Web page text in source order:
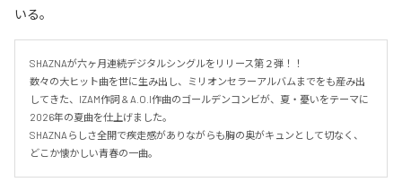
いる。
SHAZNAが六ヶ月連続デジタルシングルをリリース第２弾！！
数々の大ヒット曲を世に生み出し、ミリオンセラーアルバムまでをも産み出
してきた、IZAM作詞 & A.O.I作曲のゴールデンコンビが、夏・憂いをテーマに
2026年の夏曲を仕上げました。
SHAZNAらしさ全開で疾走感がありながらも胸の奥がキュンとして切なく、
どこか懐かしい青春の一曲。